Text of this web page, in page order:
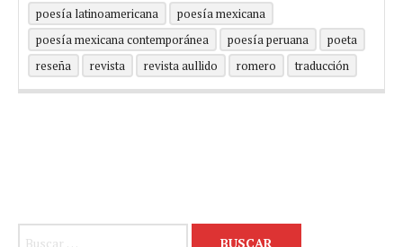
poesía latinoamericana
poesía mexicana
poesía mexicana contemporánea
poesía peruana
poeta
reseña
revista revista aullido romero traducción